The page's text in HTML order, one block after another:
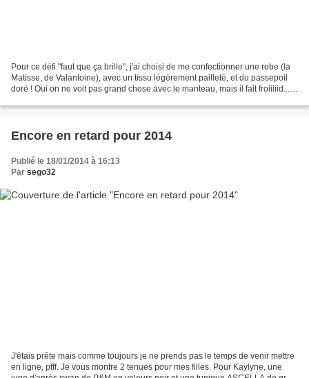
Pour ce défi "faut que ça brille", j'ai choisi de me confectionner une robe (la
Matisse, de Valantoine), avec un tissu légèrement pailleté, et du passepoil
doré ! Oui on ne voit pas grand chose avec le manteau, mais il fait froiiiiid.....
Encore en retard pour 2014
Publié le 18/01/2014 à 16:13
Par sego32
J'étais prête mais comme toujours je ne prends pas le temps de venir mettre
en ligne, pfff. Je vous montre 2 tenues pour mes filles. Pour Kaylyne, une